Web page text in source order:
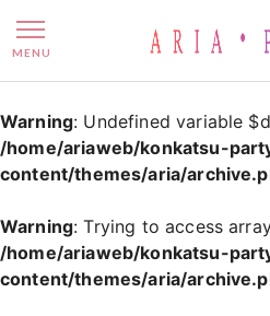
HAJIME_admin
MENU
Warning: Undefined variable
/home/ariaweb/konkatsu-
content/themes/aria/
Warning: Trying to access
/home/ariaweb/konkatsu-
content/themes/aria/